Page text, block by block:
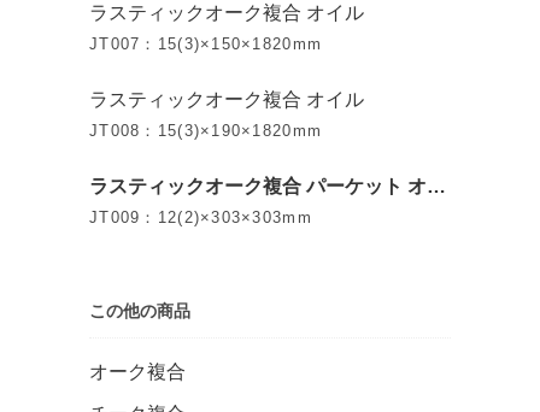
ラスティックオーク複合 オイル
JT007：15(3)×150×1820mm
ラスティックオーク複合 オイル
JT008：15(3)×190×1820mm
ラスティックオーク複合 パーケット オイ
ル
JT009：12(2)×303×303mm
この他の商品
オーク複合